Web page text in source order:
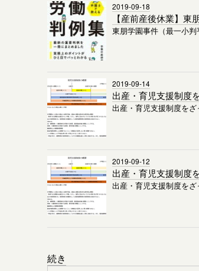
2019-09-18
【産前産後休業】
東朋学園事件（最一小
2019-09-14
出産・育児支援制度
出産・育児支援制度を
2019-09-12
出産・育児支援制度
出産・育児支援制度を
続き